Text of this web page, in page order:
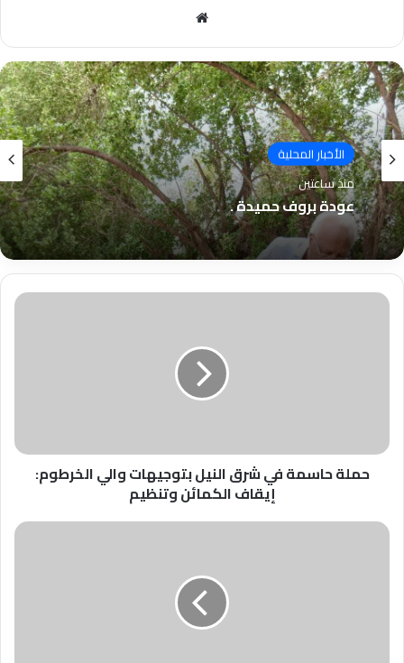
الأخبار المحلية
منذ ساعتين
عودة بروف حميدة .
حملة
إيقاف
الكمائن
حملة حاسمة في شرق النيل بتوجيهات والي الخرطوم:
إيقاف الكمائن وتنظيم
عقار